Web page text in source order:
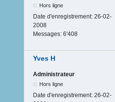
Hors ligne
Date d'enregistrement: 26-02-
2008
Messages: 6'408
Yves H
Administrateur
Hors ligne
Date d'enregistrement: 26-02-